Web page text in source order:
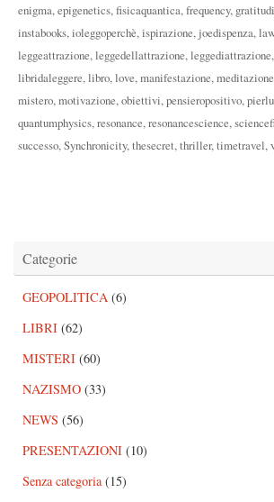
enigma,epigenetics,fisicaquantica,frequency,
instabooks,ioleggoperchè,ispirazione,joedispenza,
leggeattrazione,leggedellattrazione,leggediattrazione,
libridaleggere,libro,love,manifestazione,meditazione
mistero,motivazione,obiettivi,pensieropositivo,
quantumphysics,resonance,resonancescience,
successo,Synchronicity,thesecret,thriller,timetravel,
Categorie
GEOPOLITICA (6)
LIBRI (62)
MISTERI (60)
NAZISMO (33)
NEWS (56)
PRESENTAZIONI (10)
Senza categoria(15)